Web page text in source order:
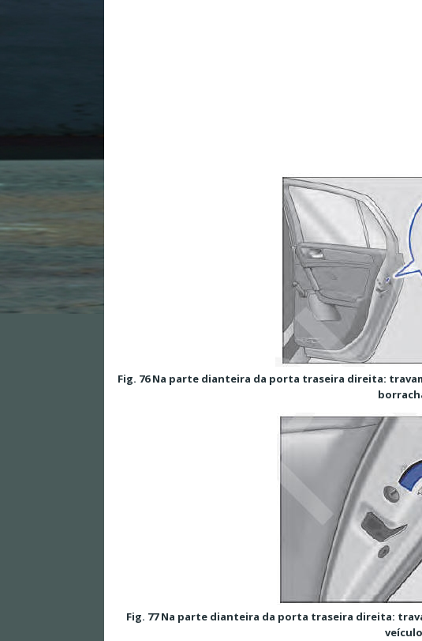
Fig. 76 Na parte dianteira da porta traseira direita:
Fig. 77 Na parte dianteira da porta traseira direita:
veículo